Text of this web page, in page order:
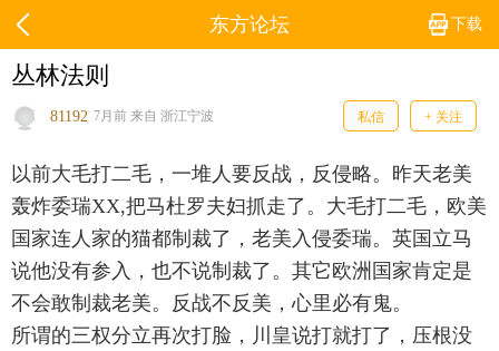
下载
东方论坛
丛林法则
81192 7月前 来自 浙江宁波 私信 + 关注
以前大毛打二毛，一堆人要反战，反侵略。昨天老美
轰炸委瑞XX,把马杜罗夫妇抓走了。大毛打二毛，欧美
国家连人家的猫都制裁了，老美入侵委瑞。英国立马
说他没有参入，也不说制裁了。其它欧洲国家肯定是
不会敢制裁老美。反战不反美，心里必有鬼。
所谓的三权分立再次打脸，川皇说打就打了，压根没